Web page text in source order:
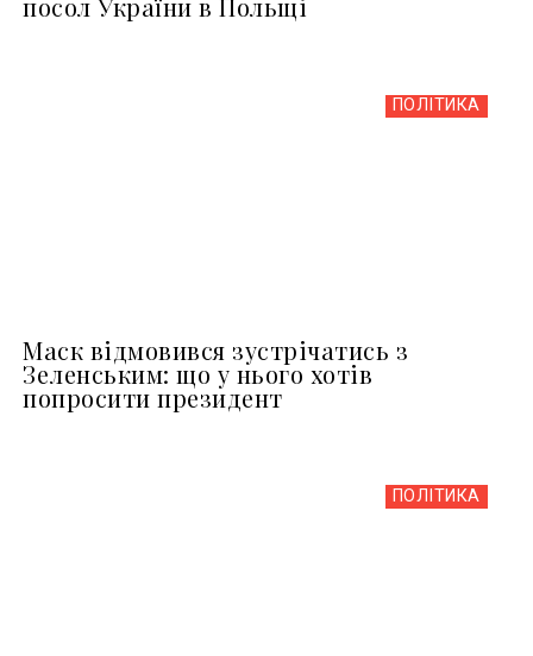
посол України в Польщі
ПОЛІТИКА
Маск відмовився зустрічатись з
Зеленським: що у нього хотів
попросити президент
ПОЛІТИКА